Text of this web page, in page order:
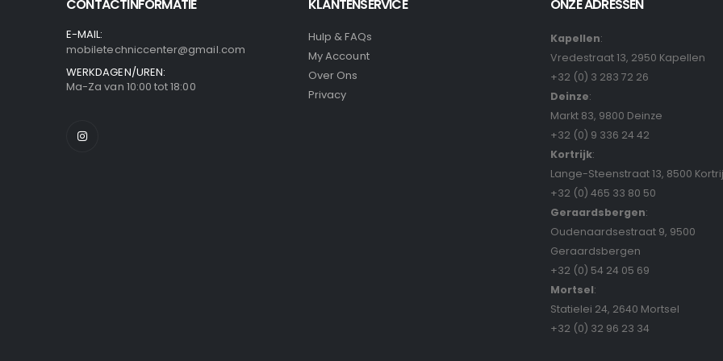
CONTACTINFORMATIE
E-MAIL:
mobiletechniccenter@gmail.com
WERKDAGEN/UREN:
Ma-Za van 10:00 tot 18:00
KLANTENSERVICE
Hulp & FAQs
My Account
Over Ons
Privacy
ONZE ADRESSEN
Kapellen:
Vredestraat 13, 2950 Kapellen
+32 (0) 3 283 72 26
Deinze:
Markt 83, 9800 Deinze
+32 (0) 9 336 24 42
Kortrijk:
Lange-Steenstraat 13, 8500
+32 (0) 465 33 80 50
Geraardsbergen:
Oudenaardsestraat 9, 9500
Geraardsbergen
+32 (0) 54 24 05 69
Mortsel:
Statielei 24, 2640 Mortsel
+32 (0) 32 96 23 34